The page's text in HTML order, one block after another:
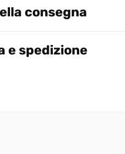
consegna
e spedizione